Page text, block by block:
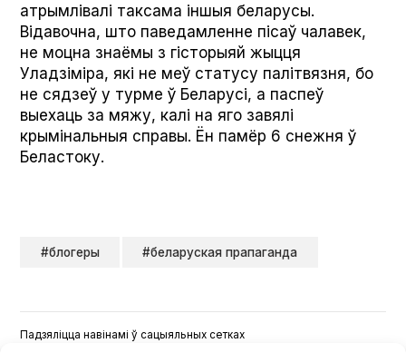
атрымлівалі таксама іншыя беларусы.
Відавочна, што паведамленне пісаў чалавек,
не моцна знаёмы з гісторыяй жыцця
Уладзіміра, які не меў статусу палітвязня, бо
не сядзеў у турме ў Беларусі, а паспеў
выехаць за мяжу, калі на яго завялі
крымінальныя справы. Ён памёр 6 снежня ў
Беластоку.
#блогеры #беларуская прапаганда
Падзяліцца навінамі ў сацыяльных сетках